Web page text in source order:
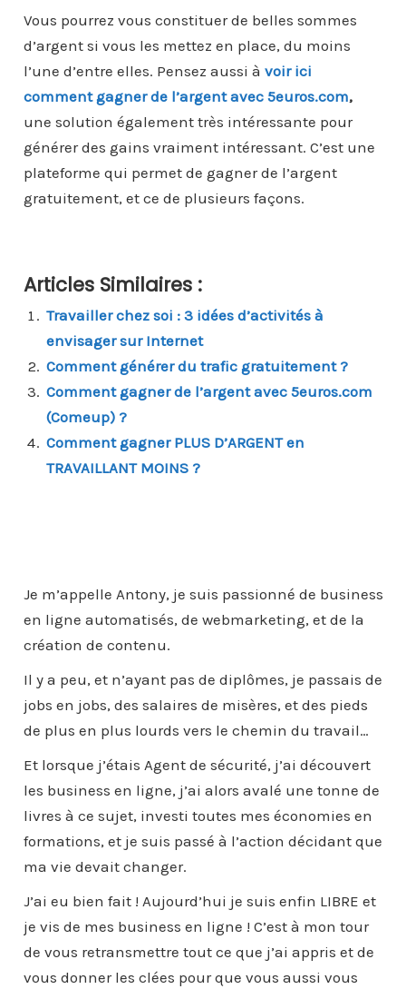
Vous pourrez vous constituer de belles sommes
d’argent si vous les mettez en place, du moins
l’une d’entre elles. Pensez aussi à voir ici
comment gagner de l’argent avec 5euros.com,
une solution également très intéressante pour
générer des gains vraiment intéressant. C’est une
plateforme qui permet de gagner de l’argent
gratuitement, et ce de plusieurs façons.
Articles Similaires :
Travailler chez soi : 3 idées d’activités à
envisager sur Internet
Comment générer du trafic gratuitement ?
Comment gagner de l’argent avec 5euros.com
(Comeup) ?
Comment gagner PLUS D’ARGENT en
TRAVAILLANT MOINS ?
Je m’appelle Antony, je suis passionné de business
en ligne automatisés, de webmarketing, et de la
création de contenu.
Il y a peu, et n’ayant pas de diplômes, je passais de
jobs en jobs, des salaires de misères, et des pieds
de plus en plus lourds vers le chemin du travail…
Et lorsque j’étais Agent de sécurité, j’ai découvert
les business en ligne, j’ai alors avalé une tonne de
livres à ce sujet, investi toutes mes économies en
formations, et je suis passé à l’action décidant que
ma vie devait changer.
J’ai eu bien fait ! Aujourd’hui je suis enfin LIBRE et
je vis de mes business en ligne ! C’est à mon tour
de vous retransmettre tout ce que j’ai appris et de
vous donner les clées pour que vous aussi vous